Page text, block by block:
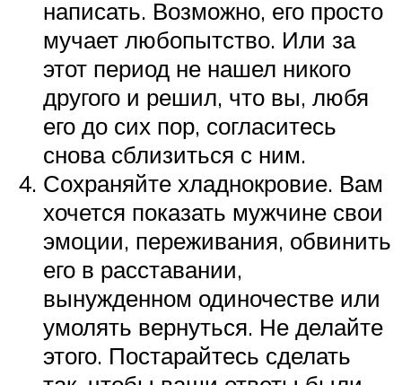
написать. Возможно, его просто
мучает любопытство. Или за
этот период не нашел никого
другого и решил, что вы, любя
его до сих пор, согласитесь
снова сблизиться с ним.
Сохраняйте хладнокровие. Вам
хочется показать мужчине свои
эмоции, переживания, обвинить
его в расставании,
вынужденном одиночестве или
умолять вернуться. Не делайте
этого. Постарайтесь сделать